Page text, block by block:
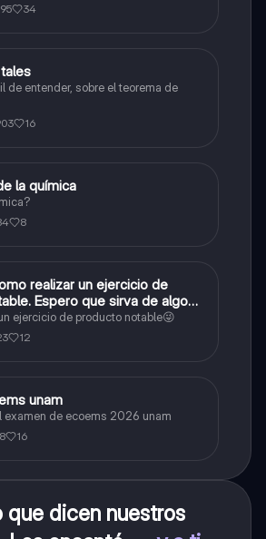
34
de entender, sobre el teorema de
16
la química
8
realizar un ejercicio de
Espero que sirva de algo💕
ejercicio de producto notable😜
12
unam
examen de ecoems 2026 unam
16
que dicen nuestros